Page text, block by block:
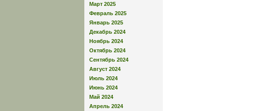
Март 2025
Февраль 2025
Январь 2025
Декабрь 2024
Ноябрь 2024
Октябрь 2024
Сентябрь 2024
Август 2024
Июль 2024
Июнь 2024
Май 2024
Апрель 2024